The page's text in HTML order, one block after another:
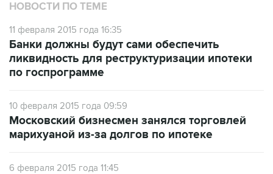
НОВОСТИ ПО ТЕМЕ
11 февраля 2015 года 16:35
Банки должны будут сами обеспечить
ликвидность для реструктуризации ипотеки
по госпрограмме
10 февраля 2015 года 09:59
Московский бизнесмен занялся торговлей
марихуаной из-за долгов по ипотеке
6 февраля 2015 года 11:45